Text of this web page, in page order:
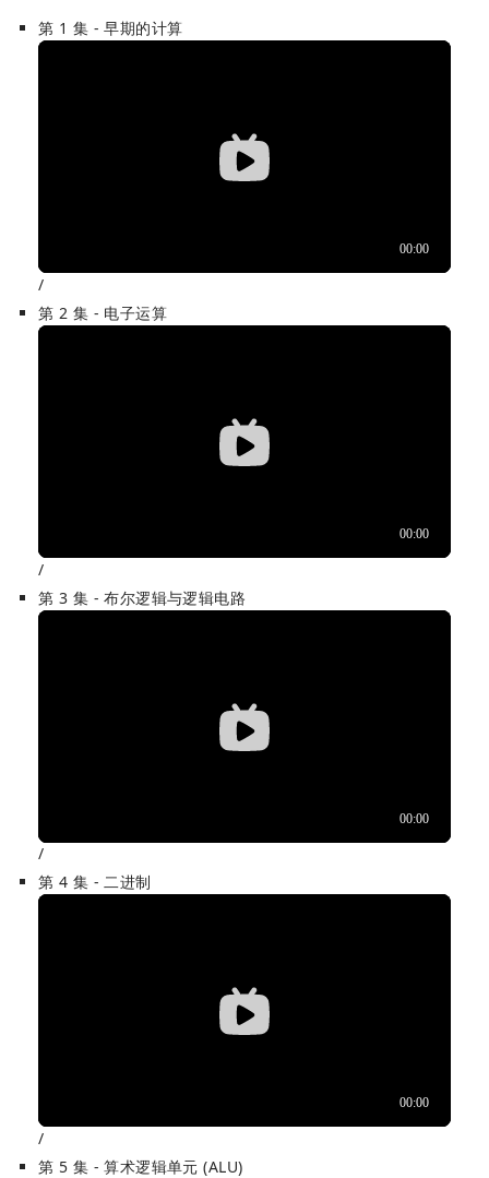
第 1 集 - 早期的计算
/
第 2 集 - 电子运算
/
第 3 集 - 布尔逻辑与逻辑电路
/
第 4 集 - 二进制
/
第 5 集 - 算术逻辑单元 (ALU)